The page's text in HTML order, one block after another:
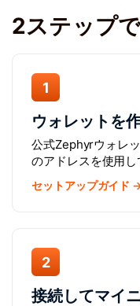
2ステップ
1
ウォレットを
公式Zephyrウォレ
のアドレスを使用し
セットアップガイド
2
接続してマイ